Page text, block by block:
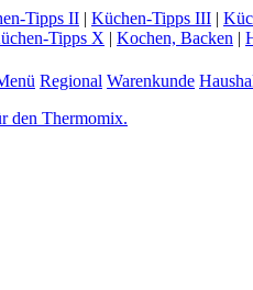
Tipps II | Küchen-Tipps III |
Tipps X | Kochen, Backen |
Regional Warenkunde
den Thermomix.